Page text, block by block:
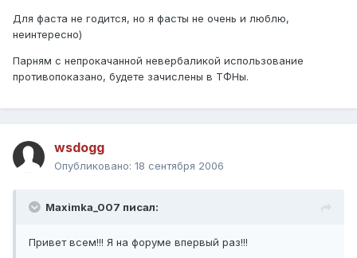
Для фаста не годится, но я фасты не очень и люблю,
неинтересно)
Парням с непрокачанной невербаликой использование
противопоказано, будете зачислены в ТФНы.
wsdogg
Опубликовано: 18 сентября 2006
Maximka_007 писал:
Привет всем!!! Я на форуме впервый раз!!!